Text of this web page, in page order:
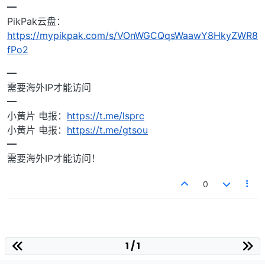
━
PikPak云盘：
https://mypikpak.com/s/VOnWGCQqsWaawY8HkyZWR8
fPo2
━
需要海外IP才能访问
━
小黄片 电报： https://t.me/lsprc
小黄片 电报： https://t.me/gtsou
━
需要海外IP才能访问！
0
1 / 1